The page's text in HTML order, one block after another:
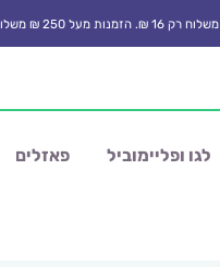
משלוח רק 16 ₪. הזמנות מעל 250 ₪ משלוח נק’ איסוף חינם
לגו ופליימוביל פאזלים